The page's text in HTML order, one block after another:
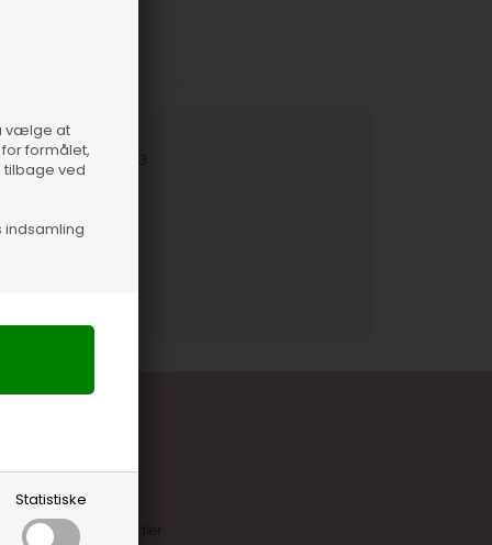
vælge at
formålet,
tilbage ved
indsamling
Statistiske
14707-1503
når du handler